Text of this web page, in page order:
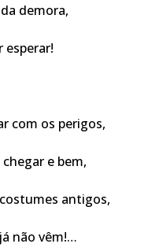
demora,
esperar!
com os perigos,
e bem,
antigos,
não vêm!…